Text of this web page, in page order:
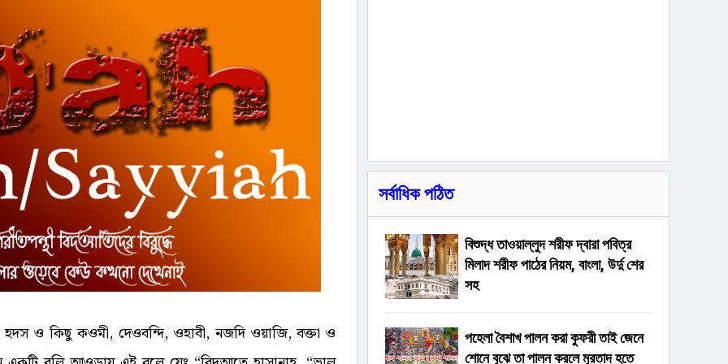
ও কিছু কওমী, দেওবন্দি, ওহাবী, নজদি ওয়াজি, বক্তা ও
সর্বাধিক পঠিত
বিশুদ্ধ তাওয়াল্লুদ শরীফ দ্বারা পবিত্র
মিলাদ শরীফ পাঠের নিয়ম, বাংলা, উর্দু শের
সহ
পহেলা বৈশাখ পালন করা কুফরী তাই জেনে
শোনে বুঝে তা পালন করলে মুরতাদ হতে